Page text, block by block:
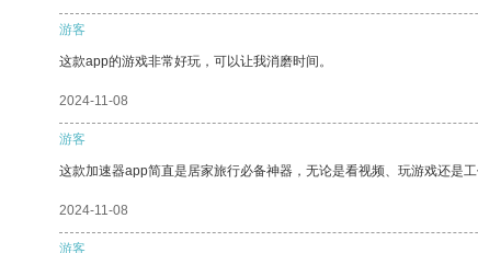
游客
这款app的游戏非常好玩，可以让我消磨时间。
2024-11-08
游客
这款加速器app简直是居家旅行必备神器，无论是看视频、玩游戏还是
2024-11-08
游客